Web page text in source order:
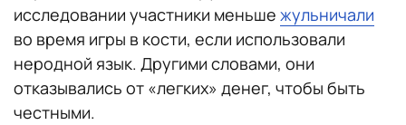
исследовании участники меньше жульничали
во время игры в кости, если использовали
неродной язык. Другими словами, они
отказывались от «легких» денег, чтобы быть
честными.